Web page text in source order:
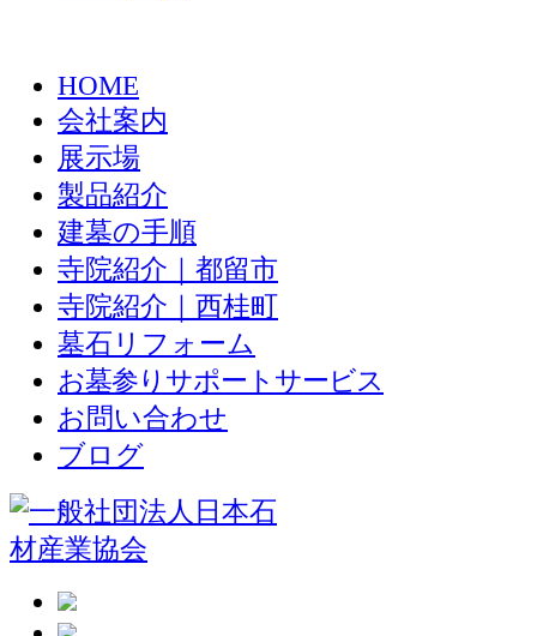
HOME
会社案内
展示場
製品紹介
建墓の手順
寺院紹介｜都留市
寺院紹介｜西桂町
墓石リフォーム
お墓参りサポートサービス
お問い合わせ
ブログ